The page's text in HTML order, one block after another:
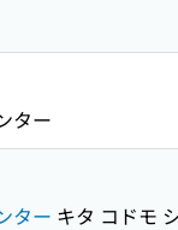
ター
ター キタ コドモ